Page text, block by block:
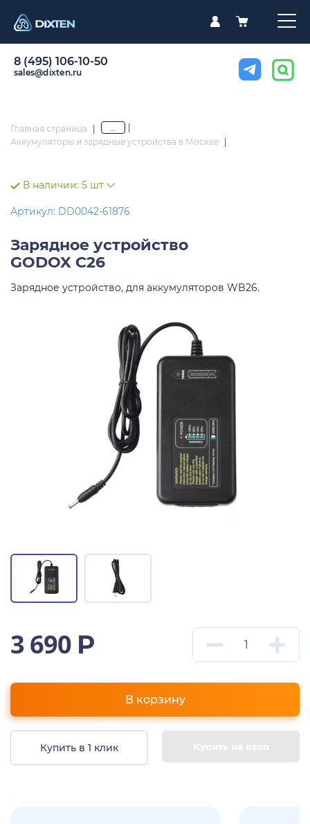
8 (495) 106-10-50
sales@dixten.ru
Главная страница | ...
Аккумуляторы и зарядные устройства в Москве
В наличии: 5 шт
Артикул: DD0042-61876
Зарядное устройство
GODOX C26
Зарядное устройство, для аккумуляторов WB26.
3 690 Р
В корзину
Купить в 1 клик Купить на ozon